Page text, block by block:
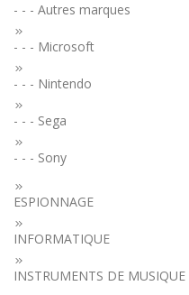
- - - Autres marques
- - - Microsoft
- - - Nintendo
- - - Sega
- - - Sony
ESPIONNAGE
INFORMATIQUE
INSTRUMENTS DE MUSIQUE